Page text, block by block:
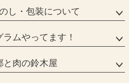
し・包装について
ムやってます！
と肉の鈴木屋